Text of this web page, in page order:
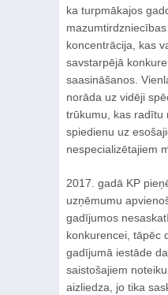
ka turpmākajos
koncentrācija, kas
savstarpējā
saasināšanos.
norāda uz vidēji
trūkumu, kas radītu
spiedienu uz
nespecializētajiem
2017. gadā KP
uzņēmumu
gadījumos
konkurencei, tāpēc
gadījumā iestāde
saistošajiem
aizliedza, jo tika